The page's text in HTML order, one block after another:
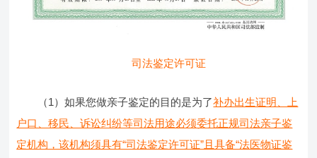
司法鉴定许可证
（1）如果您做亲子鉴定的目的是为了补办出生证明、上
户口、移民、诉讼纠纷等司法用途必须委托正规司法亲子鉴
定机构，该机构须具有“司法鉴定许可证”且具备“法医物证鉴